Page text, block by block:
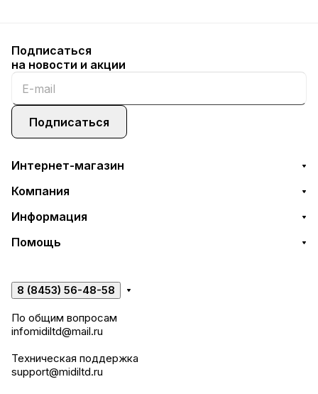
Подписаться
на новости и акции
Подписаться
Интернет-магазин
Компания
Информация
Помощь
8 (8453) 56-48-58
По общим вопросам
infomidiltd@mail.ru
Техническая поддержка
support@midiltd.ru